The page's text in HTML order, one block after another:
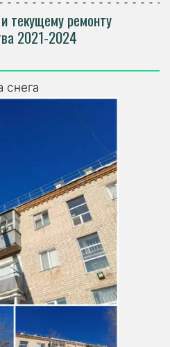
текущему ремонту
2021-2024
снега